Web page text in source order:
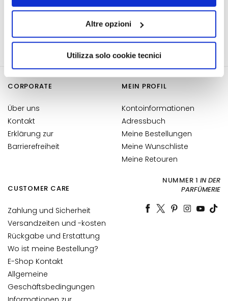
quelli tecnici. Cliccando su “Accetto tutti i cookie”,
presterà il consenso all’installazione di tutti i cookie
utilizzati dal sito. Cliccando su “Altre opzioni”, potrà
scegliere, in modo più granulare, quali cookie
Altre opzioni
Utilizza solo cookie tecnici
n
P
l
i
g
u
n
d
k
n
G
e
s
c
h
5,0/5
1
CORPORATE
Über uns
Kontakt
Erklärung zur
Barrierefreiheit
CUSTOMER CARE
Zahlung und Sicherheit
Versandzeiten und -kosten
Rückgabe und Erstattung
Wo ist meine Bestellung?
E-Shop Kontakt
Allgemeine
Geschäftsbedingungen
MEIN PROFIL
Kontoinformationen
Adressbuch
Meine Bestellungen
Meine Wunschliste
Meine Retouren
NUMMER 1 IN DER
PARFÜMERIE